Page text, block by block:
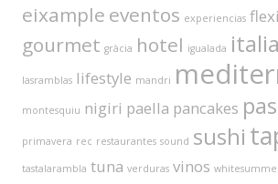
eixample eventos experiencias flexi
gourmet gràcia hotel igualada
lasramblas lifestyle mandri
montesquiu nigiri paella pancakes
primavera rec restaurantes sound sushi
tastalarambla tuna verduras vinos